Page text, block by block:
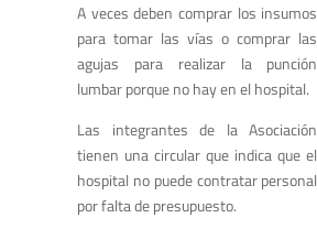
A veces deben comprar los insumos
para tomar las vías o comprar las
agujas para realizar la punción
lumbar porque no hay en el hospital.
Las integrantes de la Asociación
tienen una circular que indica que el
hospital no puede contratar personal
por falta de presupuesto.